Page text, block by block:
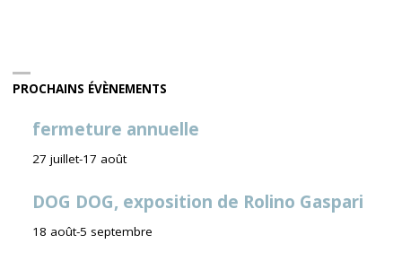
SCÈNE
PROCHAINS ÉVÈNEMENTS
fermeture annuelle
27 juillet-17 août
DOG DOG, exposition de Rolino Gaspari
18 août-5 septembre